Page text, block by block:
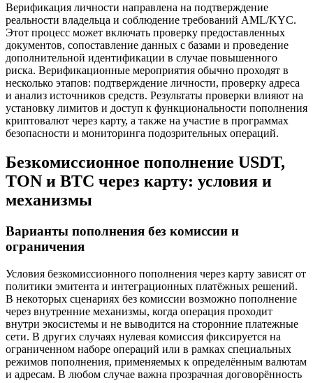
Верификация личности направлена на подтверждение
реальности владельца и соблюдение требований AML/KYC.
Этот процесс может включать проверку предоставленных
документов, сопоставление данных с базами и проведение
дополнительной идентификации в случае повышенного
риска. Верификационные мероприятия обычно проходят в
несколько этапов: подтверждение личности, проверку адреса
и анализ источников средств. Результаты проверки влияют на
установку лимитов и доступ к функциональности пополнения
криптовалют через карту, а также на участие в программах
безопасности и мониторинга подозрительных операций.
Безкомиссионное пополнение USDT,
TON и BTC через карту: условия и
механизмы
Варианты пополнения без комиссии и
ограничения
Условия безкомиссионного пополнения через карту зависят от
политики эмитента и интеграционных платёжных решений.
В некоторых сценариях без комиссии возможно пополнение
через внутренние механизмы, когда операция проходит
внутри экосистемы и не выводится на сторонние платежные
сети. В других случаях нулевая комиссия фиксируется на
ограниченном наборе операций или в рамках специальных
режимов пополнения, применяемых к определённым валютам
и адресам. В любом случае важна прозрачная договорённость